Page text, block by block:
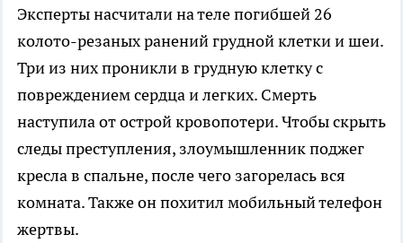
Эксперты насчитали на теле погибшей 26
колото-резаных ранений грудной клетки и шеи.
Три из них проникли в грудную клетку с
повреждением сердца и легких. Смерть
наступила от острой кровопотери. Чтобы скрыть
следы преступления, злоумышленник поджег
кресла в спальне, после чего загорелась вся
комната. Также он похитил мобильный телефон
жертвы.